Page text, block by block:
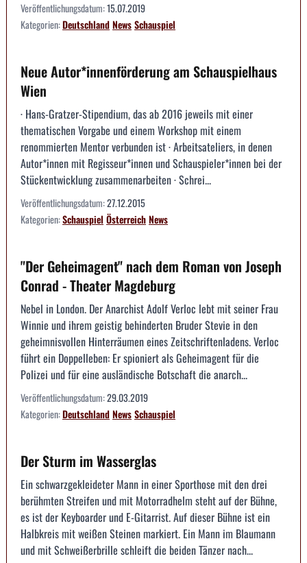
Veröffentlichungsdatum:15.07.2019
Kategorien:DeutschlandNewsSchauspiel
Neue Autor*innenförderung am Schauspielhaus
Wien
· Hans-Gratzer-Stipendium, das ab 2016 jeweils mit einer
thematischen Vorgabe und einem Workshop mit einem
renommierten Mentor verbunden ist · Arbeitsateliers, in denen
Autor*innen mit Regisseur*innen und Schauspieler*innen bei der
Stückentwicklung zusammenarbeiten · Schrei...
Veröffentlichungsdatum:27.12.2015
Kategorien:Schauspiel ÖsterreichNews
"Der Geheimagent" nach dem Roman von Joseph
Conrad - Theater Magdeburg
Nebel in London. Der Anarchist Adolf Verloc lebt mit seiner Frau
Winnie und ihrem geistig behinderten Bruder Stevie in den
geheimnisvollen Hinterräumen eines Zeitschriftenladens. Verloc
führt ein Doppelleben: Er spioniert als Geheimagent für die
Polizei und für eine ausländische Botschaft die anarch...
Veröffentlichungsdatum:29.03.2019
Kategorien:DeutschlandNewsSchauspiel
Der Sturm im Wasserglas
Ein schwarzgekleideter Mann in einer Sporthose mit den drei
berühmten Streifen und mit Motorradhelm steht auf der Bühne,
es ist der Keyboarder und E-Gitarrist. Auf dieser Bühne ist ein
Halbkreis mit weißen Steinen markiert. Ein Mann im Blaumann
und mit Schweißerbrille schleift die beiden Tänzer nach...